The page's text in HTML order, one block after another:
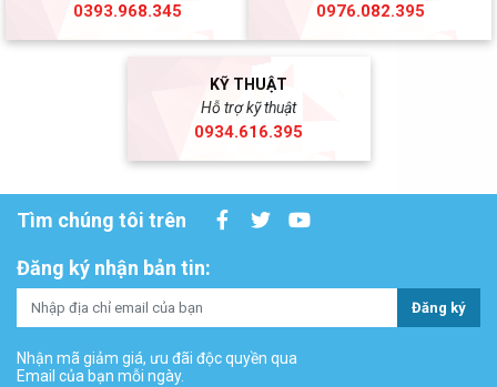
0393.968.345 0976.082.395
KỸ THUẬT
Hỗ trợ kỹ thuật
0934.616.395
Tìm chúng tôi trên
Đăng ký nhận bản tin:
Đăng ký
Nhận mã giảm giá, ưu đãi độc quyền qua
Email của bạn mỗi ngày.